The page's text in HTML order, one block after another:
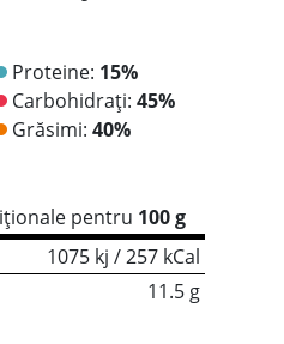
Proteine: 15%
Carbohidrați: 45%
Grăsimi: 40%
pentru 100 g
1075 kj / 257 kCal
11.5 g